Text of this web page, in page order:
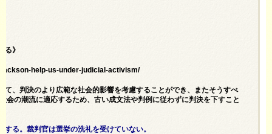
る》
help-us-under-judicial-activism/
、判決のより広範な社会的影響を考慮することができ、またそうすべ
の潮流に適応するため、古い成文法や判例に従わずに判決を下すこと
る。裁判官は選挙の洗礼を受けていない。